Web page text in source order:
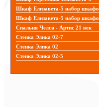
Шкаф Елизавета-5 набор
Шкаф Елизавета-5 набор
Спальня Челси - Артис 21 век
Стенка Элика 02-7
Стенка Элика 02
Стенка Элика 02-5